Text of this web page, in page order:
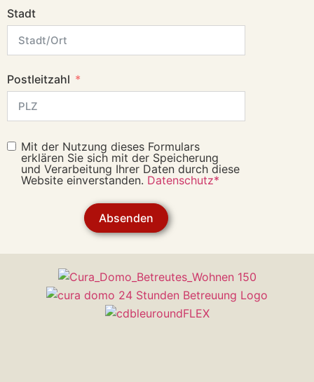
Stadt
Postleitzahl
Mit der Nutzung dieses Formulars
erklären Sie sich mit der Speicherung
und Verarbeitung Ihrer Daten durch diese
Website einverstanden. Datenschutz*
Absenden